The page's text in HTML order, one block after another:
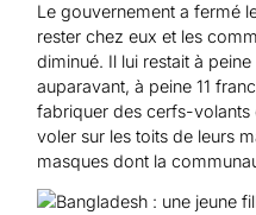
Le gouvernement a fermé
rester chez eux et les
diminué. Il lui restait à
auparavant, à peine 11
fabriquer des cerfs-volants
voler sur les toits de leurs
masques dont la